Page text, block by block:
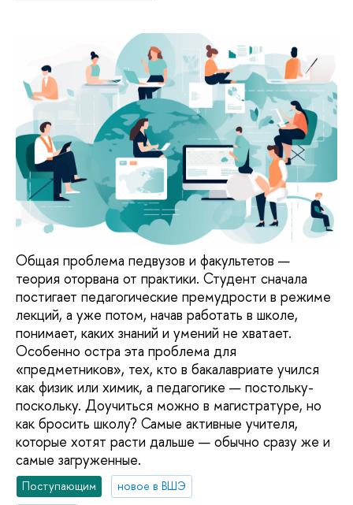
Общая проблема педвузов и факультетов —
теория оторвана от практики. Студент сначала
постигает педагогические премудрости в режиме
лекций, а уже потом, начав работать в школе,
понимает, каких знаний и умений не хватает.
Особенно остра эта проблема для
«предметников», тех, кто в бакалавриате учился
как физик или химик, а педагогике — постольку-
поскольку. Доучиться можно в магистратуре, но
как бросить школу? Самые активные учителя,
которые хотят расти дальше — обычно сразу же и
самые загруженные.
Поступающим
новое в ВШЭ